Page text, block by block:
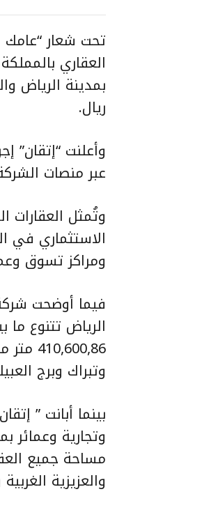
تحت شعار “عامك
بمدينة الرياض
ريال.
وأعلنت “إتقان”
عبر منصات
وتُمثل العقارات
الاستثماري في
ومراكز تسوق
فيما أوضحت
الرياض تتنوع ما
وتبراك وبرج
بينما أبانت ”
وتجارية وعمائر
والعزيزية